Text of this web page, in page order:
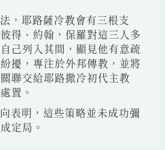
，耶路薩冷教會有三根支
得、約翰，保羅對這三人多
己列入其間，顯見他有意疏
擾，專注於外邦傳教，並將
聯交給耶路撒冷初代主教
置。
表明，這些策略並未成功彌
定局。